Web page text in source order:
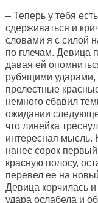
– Теперь у тебя
сдерживаться и
словами я с силой
по плечам. Девица
давая ей
рубящими
прелестные
немного сбавил
ожидании
что линейка
интересная мысль.
нанес сорок
красную полосу,
перевел ее на
Девица корчилась
удара ослабела и